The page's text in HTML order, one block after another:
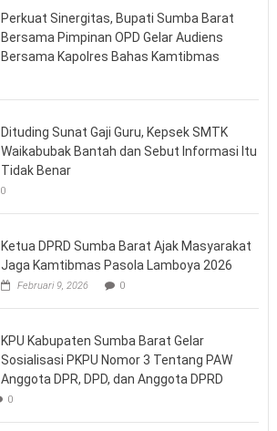
Perkuat Sinergitas, Bupati Sumba Barat
Bersama Pimpinan OPD Gelar Audiens
Bersama Kapolres Bahas Kamtibmas
Dituding Sunat Gaji Guru, Kepsek SMTK
Waikabubak Bantah dan Sebut Informasi Itu
Tidak Benar
0
Ketua DPRD Sumba Barat Ajak Masyarakat
Jaga Kamtibmas Pasola Lamboya 2026
Februari 9, 2026 0
KPU Kabupaten Sumba Barat Gelar
Sosialisasi PKPU Nomor 3 Tentang PAW
Anggota DPR, DPD, dan Anggota DPRD
0